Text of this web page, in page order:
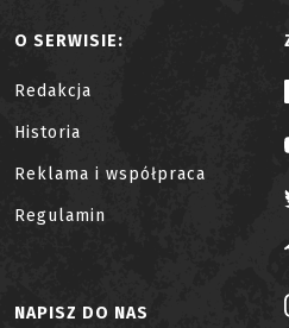
O SERWISIE:
Redakcja
Historia
Reklama i współpraca
Regulamin
NAPISZ DO NAS